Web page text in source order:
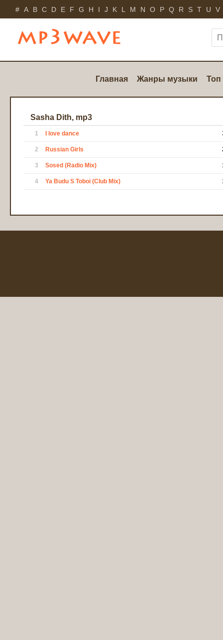
# A B C D E F G H I J K L M N O P Q R S T U V
Главная Жанры музыки Топ
Sasha Dith, mp3
1 I love dance
2 Russian Girls
3 Sosed (Radio Mix)
4 Ya Budu S Toboi (Club Mix)